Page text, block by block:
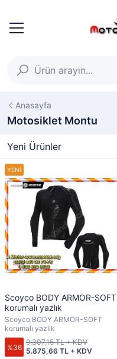
Anasayfa
Motosiklet Montu
Yeni Ürünler
Scoyco BODY ARMOR-SOFT
korumalı yazlık
Scoyco BODY ARMOR-SOFT
korumalı yazlık
%36 5.875,66 TL + KDV
9.307,15 TL + KDV